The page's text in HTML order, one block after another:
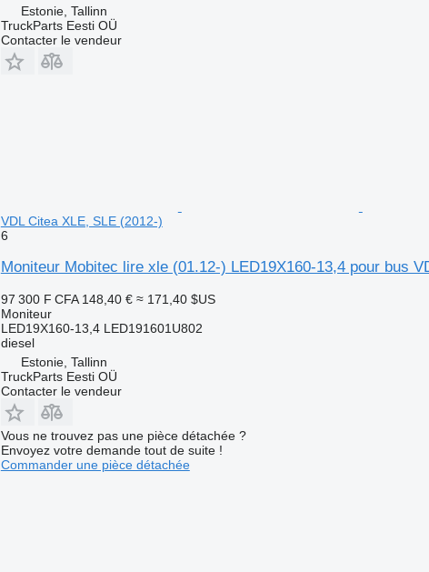
Estonie, Tallinn
TruckParts Eesti OÜ
Contacter le vendeur
VDL Citea XLE, SLE (2012-)
6
Moniteur Mobitec lire xle (01.12-) LED19X160-13,4 pour bus
97 300 F CFA 148,40 € ≈ 171,40 $US
Moniteur
LED19X160-13,4 LED191601U802
diesel
Estonie, Tallinn
TruckParts Eesti OÜ
Contacter le vendeur
Vous ne trouvez pas une pièce détachée ?
Envoyez votre demande tout de suite !
Commander une pièce détachée